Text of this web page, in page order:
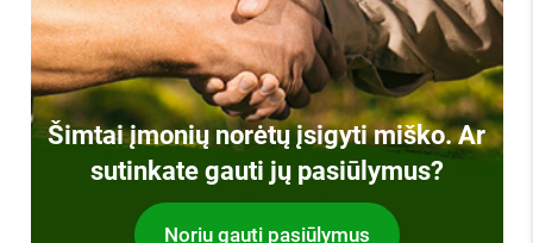
Šimtai įmonių norėtų įsigyti miško. Ar
sutinkate gauti jų pasiūlymus?
Noriu gauti pasiūlymus